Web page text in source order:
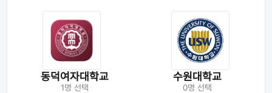
동덕여자대학교
1명 선택
수원대학교
0명 선택